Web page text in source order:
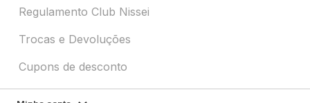
Regulamento Club Nissei
Trocas e Devoluções
Cupons de desconto